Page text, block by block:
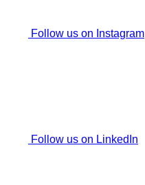
Follow us on Instagram
Follow us on LinkedIn